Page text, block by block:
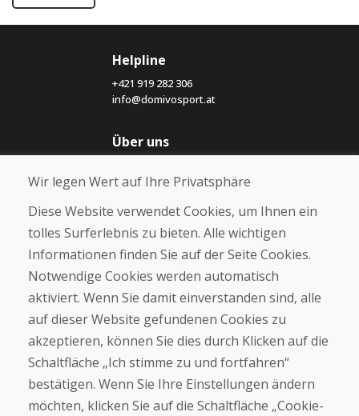
Helpline
+421 919 282 306
info@domivosport.at
Über uns
Über uns
Kontakt
Kaufen
E-Shop
Geschäftsbedingungen
Zahlung
Beschwerde
Rückgabe und Umtausch von Waren
Cookies
Wir legen Wert auf Ihre Privatsphäre
Diese Website verwendet Cookies, um Ihnen ein
tolles Surferlebnis zu bieten. Alle wichtigen
Informationen finden Sie auf der Seite Cookies.
Notwendige Cookies werden automatisch
aktiviert. Wenn Sie damit einverstanden sind, alle
auf dieser Website gefundenen Cookies zu
akzeptieren, können Sie dies durch Klicken auf die
Schaltfläche „Ich stimme zu und fortfahren“
bestätigen. Wenn Sie Ihre Einstellungen ändern
möchten, klicken Sie auf die Schaltfläche „Cookie-